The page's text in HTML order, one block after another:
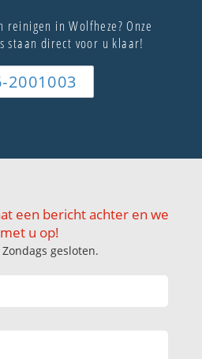
reinigen in Wolfheze? Onze
staan direct voor u klaar!
2001003
een bericht achter en we
u op!
gesloten.